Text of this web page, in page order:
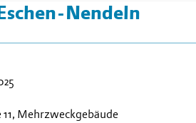
Nendeln
11, Mehrzweckgebäude